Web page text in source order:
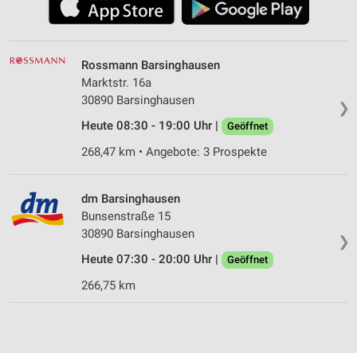
❯
Rossmann Barsinghausen
Marktstr. 16a
30890 Barsinghausen
Heute 08:30 - 19:00 Uhr |
Geöffnet
268,47 km • Angebote: 3 Prospekte
❯
dm Barsinghausen
Bunsenstraße 15
30890 Barsinghausen
Heute 07:30 - 20:00 Uhr |
Geöffnet
266,75 km